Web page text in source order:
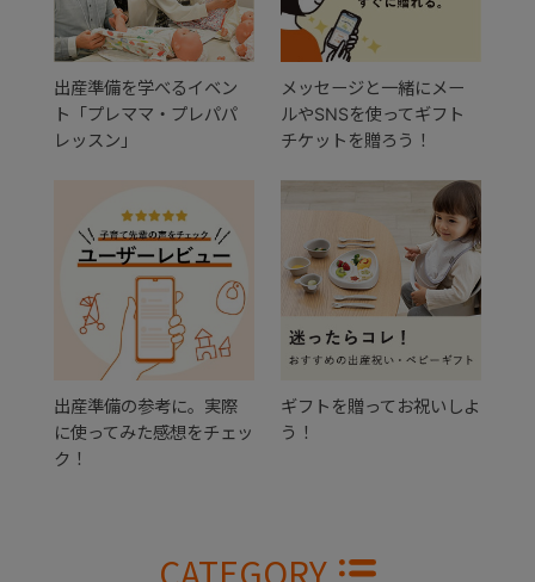
出産準備を学べるイベン
ト「プレママ・プレパパ
レッスン」
メッセージと一緒にメー
ルやSNSを使ってギフト
チケットを贈ろう！
出産準備の参考に。実際
に使ってみた感想をチェッ
ク！
ギフトを贈ってお祝いしよ
う！
CATEGORY